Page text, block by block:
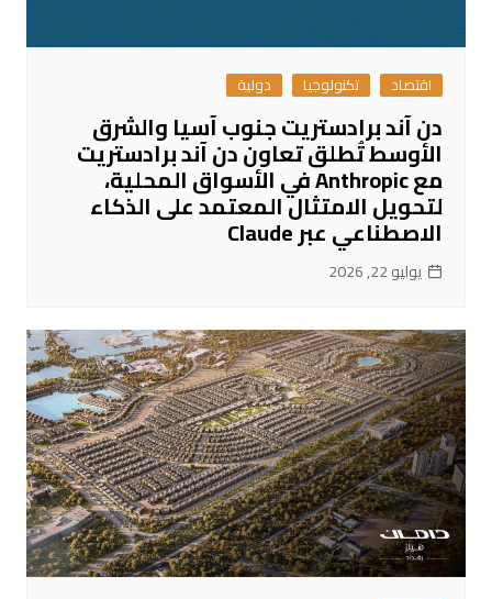
اقتصاد تكنولوجيا دولية
دن آند برادستريت جنوب آسيا والشرق
الأوسط تُطلق تعاون دن آند برادستريت
مع Anthropic في الأسواق المحلية،
لتحويل الامتثال المعتمد على الذكاء
الاصطناعي عبر Claude
يوليو 22, 2026